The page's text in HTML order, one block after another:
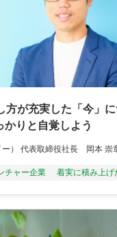
方が充実した「今」
かりと自覚しよう
ー） 代表取締役社長 岡本 崇
チャー企業 着実に積み上げ